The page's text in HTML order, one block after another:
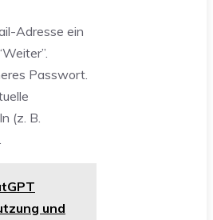
Adresse ein
Passwort.
(z. B.
und